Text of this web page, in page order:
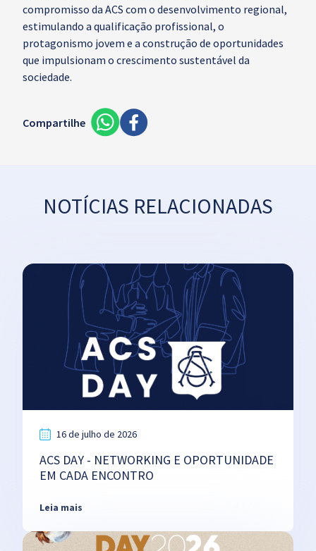
compromisso da ACS com o desenvolvimento regional,
estimulando a qualificação profissional, o
protagonismo jovem e a construção de oportunidades
que impulsionam o crescimento sustentável da
sociedade.
Compartilhe
NOTÍCIAS RELACIONADAS
16 de julho de 2026
ACS DAY - NETWORKING E OPORTUNIDADE
EM CADA ENCONTRO
Leia mais